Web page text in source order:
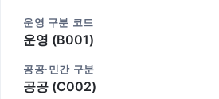
운영 구분 코드
운영 (B001)
공공·민간 구분
공공 (C002)